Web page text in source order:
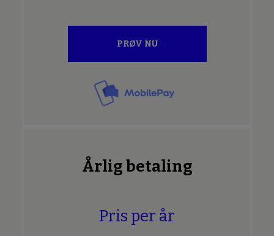
PRØV NU
Årlig betaling
Pris per år